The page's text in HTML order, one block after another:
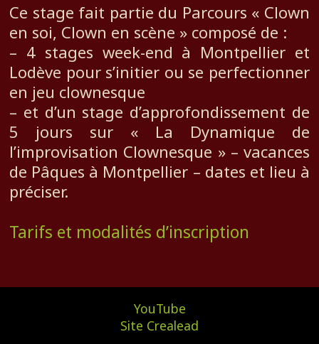
Ce stage fait partie du Parcours « Clown
en soi, Clown en scène » composé de :
– 4 stages week-end à Montpellier et
Lodève pour s’initier ou se perfectionner
en jeu clownesque
– et d’un stage d’approfondissement de
5 jours sur « La Dynamique de
l’improvisation Clownesque » – vacances
de Pâques à Montpellier – dates et lieu à
préciser.
Tarifs et modalités d’inscription
YouTube
Site Crealead